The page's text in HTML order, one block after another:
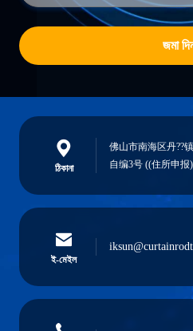
জমা
ঠিকানা
佛山市南海区丹??
自编3号 ((住所申报
ই-মেইল